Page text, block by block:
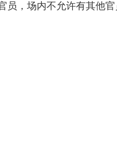
员，场内不允许有其他官